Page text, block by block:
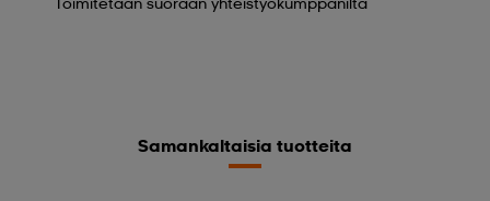
Samankaltaisia tuotteita